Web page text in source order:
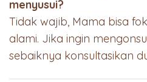
menyusui?
Tidak wajib, Mama bisa
alami. Jika ingin
sebaiknya konsultasikan